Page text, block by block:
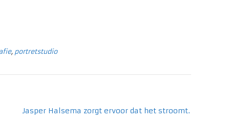
, portretstudio
Jasper Halsema zorgt ervoor dat het stroomt.